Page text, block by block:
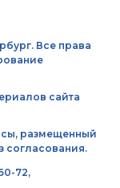
Все права
сайта
размещенный
согласования.
72,